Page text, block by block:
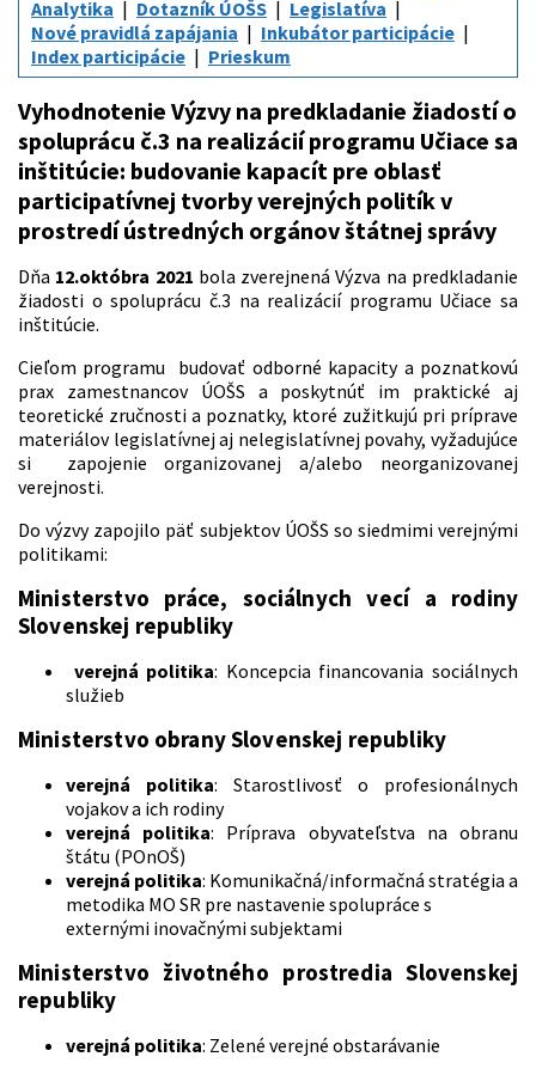
Analytika
Dotazník ÚOŠS
Legislatíva
Nové pravidlá zapájania
Inkubátor participácie
Index participácie
Prieskum
Vyhodnotenie Výzvy na predkladanie žiadostí o
spoluprácu č.3 na realizácií programu Učiace sa
inštitúcie: budovanie kapacít pre oblasť
participatívnej tvorby verejných politík v
prostredí ústredných orgánov štátnej správy
Dňa 12.októbra 2021 bola zverejnená Výzva na predkladanie
žiadosti o spoluprácu č.3 na realizácií programu Učiace sa
inštitúcie.
Cieľom programu budovať odborné kapacity a poznatkovú
prax zamestnancov ÚOŠS a poskytnúť im praktické aj
teoretické zručnosti a poznatky, ktoré zužitkujú pri príprave
materiálov legislatívnej aj nelegislatívnej povahy, vyžadujúce
si zapojenie organizovanej a/alebo neorganizovanej
verejnosti.
Do výzvy zapojilo päť subjektov ÚOŠS so siedmimi verejnými
politikami:
Ministerstvo práce, sociálnych vecí a rodiny
Slovenskej republiky
verejná politika: Koncepcia financovania sociálnych
služieb
Ministerstvo obrany Slovenskej republiky
verejná politika: Starostlivosť o profesionálnych
vojakov a ich rodiny
verejná politika: Príprava obyvateľstva na obranu
štátu (POnOŠ)
verejná politika: Komunikačná/informačná stratégia a
metodika MO SR pre nastavenie spolupráce s
externými inovačnými subjektami
Ministerstvo životného prostredia Slovenskej
republiky
verejná politika: Zelené verejné obstarávanie